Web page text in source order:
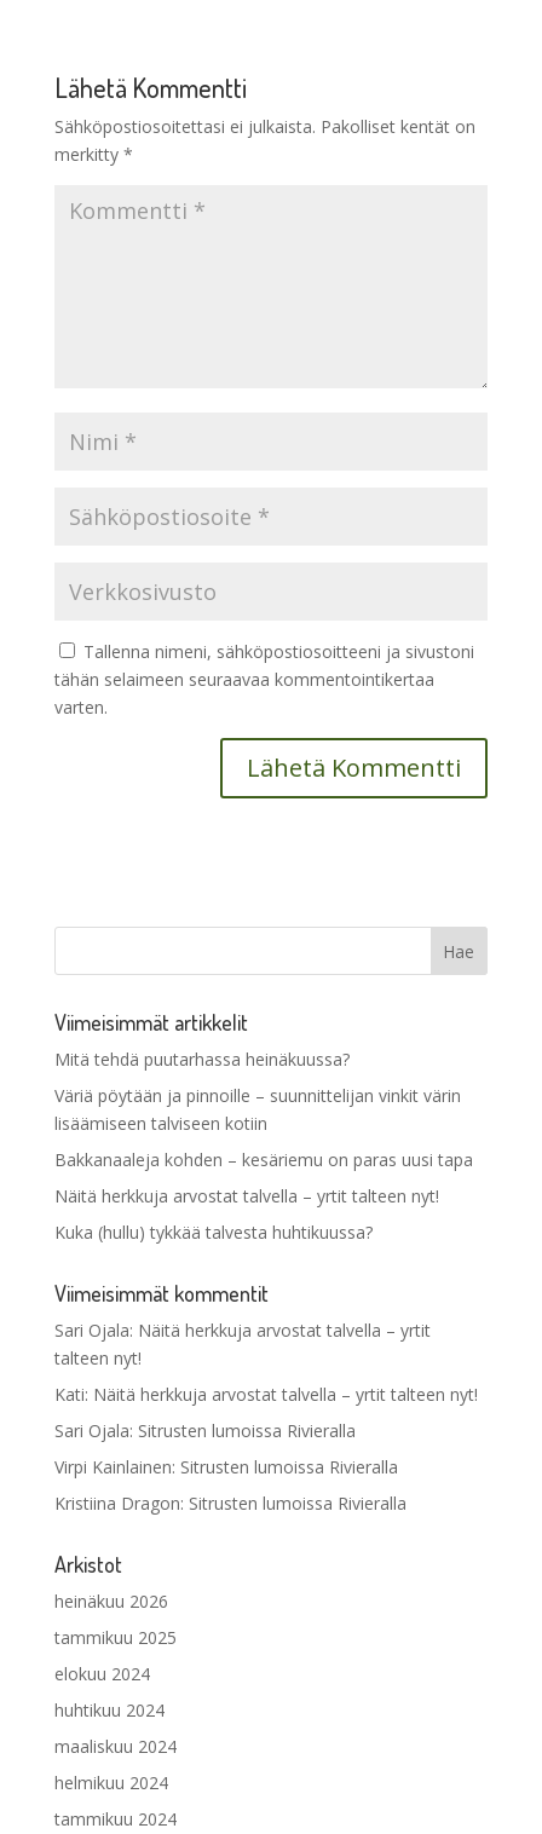
Lähetä Kommentti
Sähköpostiosoitettasi ei julkaista. Pakolliset kentät on
merkitty *
Tallenna nimeni, sähköpostiosoitteeni ja sivustoni
tähän selaimeen seuraavaa kommentointikertaa
varten.
Viimeisimmät artikkelit
Mitä tehdä puutarhassa heinäkuussa?
Väriä pöytään ja pinnoille – suunnittelijan vinkit värin
lisäämiseen talviseen kotiin
Bakkanaaleja kohden – kesäriemu on paras uusi tapa
Näitä herkkuja arvostat talvella – yrtit talteen nyt!
Kuka (hullu) tykkää talvesta huhtikuussa?
Viimeisimmät kommentit
Sari Ojala: Näitä herkkuja arvostat talvella – yrtit
talteen nyt!
Kati: Näitä herkkuja arvostat talvella – yrtit talteen nyt!
Sari Ojala: Sitrusten lumoissa Rivieralla
Virpi Kainlainen: Sitrusten lumoissa Rivieralla
Kristiina Dragon: Sitrusten lumoissa Rivieralla
Arkistot
heinäkuu 2026
tammikuu 2025
elokuu 2024
huhtikuu 2024
maaliskuu 2024
helmikuu 2024
tammikuu 2024